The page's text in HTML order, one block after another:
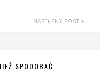
NASTĘPNY POST
SPODOBAĆ